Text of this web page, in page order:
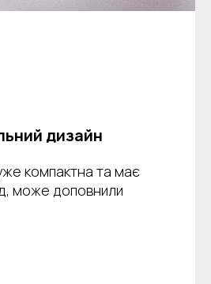
дизайн
компактна та має
може доповнили